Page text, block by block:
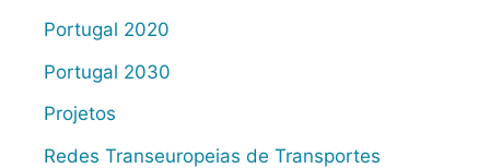
Portugal 2020
Portugal 2030
Projetos
Redes Transeuropeias de Transportes